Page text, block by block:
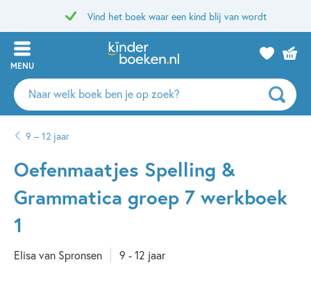
Vind het boek waar een kind blij van wordt
MENU
Zoeken
naar
auteurs
uitgevers
9 – 12 jaar
Oefenmaatjes Spelling &
Grammatica groep 7 werkboek
1
Elisa van Spronsen 9 - 12 jaar